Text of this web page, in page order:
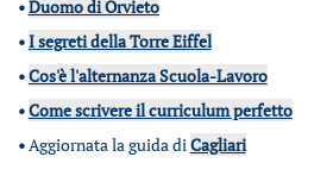
•Duomo di Orvieto
•I segreti della Torre Eiffel
•Cos'è l'alternanza Scuola-Lavoro
•Come scrivere il curriculum perfetto
•Aggiornata la guida diCagliari